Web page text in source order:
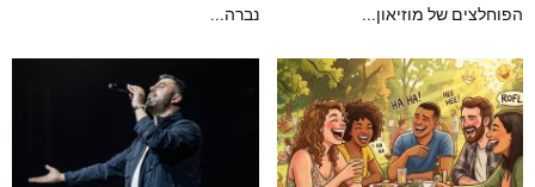
הפוחלצים של מוזיאון...
נברה...